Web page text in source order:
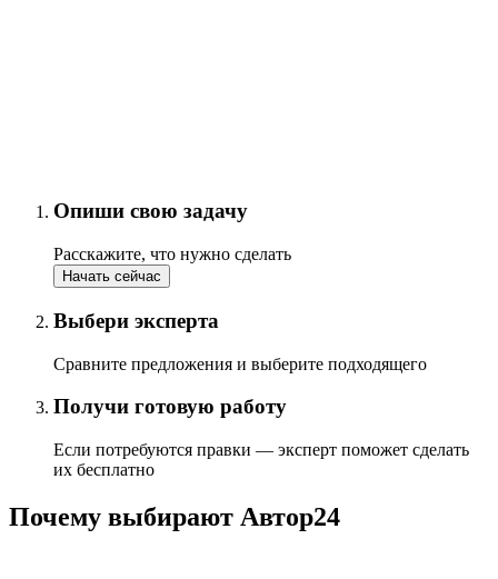
Опиши свою задачу
Расскажите, что нужно сделать
Начать сейчас
Выбери эксперта
Сравните предложения и выберите подходящего
Получи готовую работу
Если потребуются правки — эксперт поможет сделать
их бесплатно
Почему выбирают Автор24